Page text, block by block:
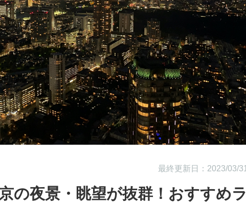
最終更新日：2023/03/31
の夜景・眺望が抜群！おすすめラ